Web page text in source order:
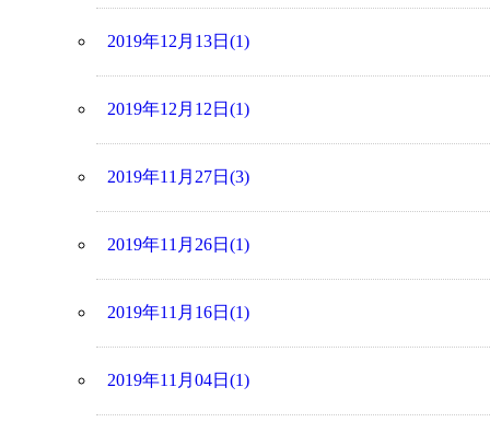
2019年12月13日(1)
2019年12月12日(1)
2019年11月27日(3)
2019年11月26日(1)
2019年11月16日(1)
2019年11月04日(1)